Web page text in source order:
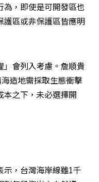
，即使是可開發區也
護區或非保護區皆應明
會列入考慮。詹順貴
造地需採取生態衝擊
之下，未必選擇開
示，台灣海岸線雖1千